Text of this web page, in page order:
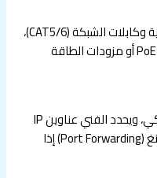
في هذه المرحلة، تمدُّ الكوابل الكهربائية وكابلات الشبكة (CAT5/6)،
مع التأكد من الاستخدام الصحيح لنظام PoE أو مزودات الطاقة
بعد ذلك، تربط الكاميرات بالمحول الشبكي، ويحدد الفني عناوين IP
ثابتة، ثم يضبط إعدادات البورت فورواردينغ (Port Forwarding) إذا